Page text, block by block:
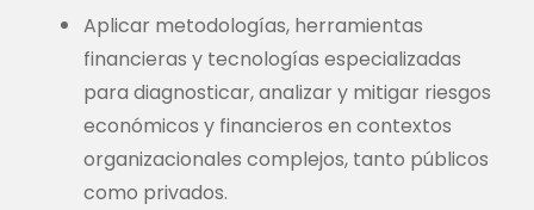
Aplicar metodologías, herramientas
financieras y tecnologías especializadas
para diagnosticar, analizar y mitigar riesgos
económicos y financieros en contextos
organizacionales complejos, tanto públicos
como privados.